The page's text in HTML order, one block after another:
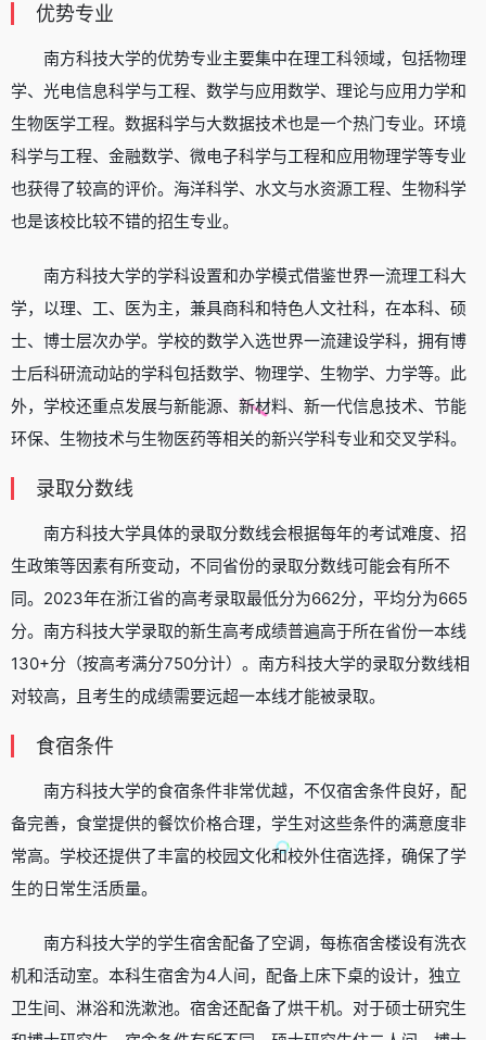
优势专业
南方科技大学的优势专业主要集中在理工科领域，包括物理
学、光电信息科学与工程、数学与应用数学、理论与应用力学和
生物医学工程。数据科学与大数据技术也是一个热门专业。环境
科学与工程、金融数学、微电子科学与工程和应用物理学等专业
也获得了较高的评价。海洋科学、水文与水资源工程、生物科学
也是该校比较不错的招生专业。
南方科技大学的学科设置和办学模式借鉴世界一流理工科大
学，以理、工、医为主，兼具商科和特色人文社科，在本科、硕
士、博士层次办学。学校的数学入选世界一流建设学科，拥有博
士后科研流动站的学科包括数学、物理学、生物学、力学等。此
外，学校还重点发展与新能源、新材料、新一代信息技术、节能
环保、生物技术与生物医药等相关的新兴学科专业和交叉学科。
录取分数线
南方科技大学具体的录取分数线会根据每年的考试难度、招
生政策等因素有所变动，不同省份的录取分数线可能会有所不
同。2023年在浙江省的高考录取最低分为662分，平均分为665
分。南方科技大学录取的新生高考成绩普遍高于所在省份一本线
130+分（按高考满分750分计）。南方科技大学的录取分数线相
对较高，且考生的成绩需要远超一本线才能被录取。
食宿条件
南方科技大学的食宿条件非常优越，不仅宿舍条件良好，配
备完善，食堂提供的餐饮价格合理，学生对这些条件的满意度非
常高。学校还提供了丰富的校园文化和校外住宿选择，确保了学
生的日常生活质量。
南方科技大学的学生宿舍配备了空调，每栋宿舍楼设有洗衣
机和活动室。本科生宿舍为4人间，配备上床下桌的设计，独立
卫生间、淋浴和洗漱池。宿舍还配备了烘干机。对于硕士研究生